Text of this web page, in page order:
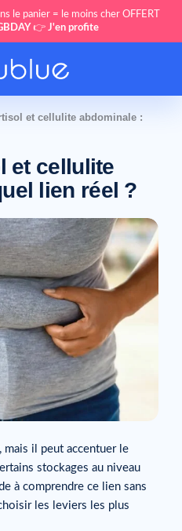
le panier = le moins cher OFFERT
👉 J'en profite
et cellulite abdominale :
et cellulite
lien réel ?
mais il peut accentuer le
stockages au niveau
à comprendre ce lien sans
les leviers les plus